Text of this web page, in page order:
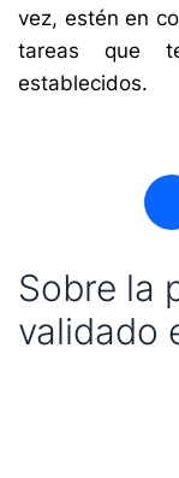
vez, estén en
tareas que
establecidos.
Sobre la
validado